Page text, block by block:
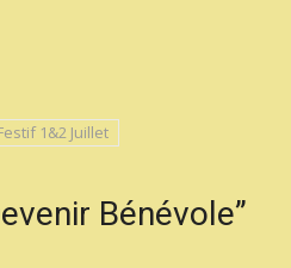
1&2 Juillet
Bénévole”